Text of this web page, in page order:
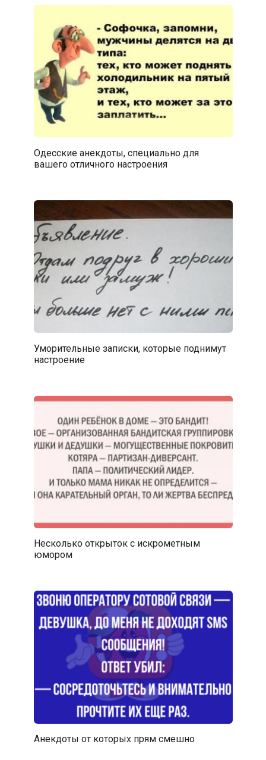
Одесские анекдоты, специально для
вашего отличного настроения
Уморительные записки, которые поднимут
настроение
Несколько открыток с искрометным
юмором
Анекдоты от которых прям смешно